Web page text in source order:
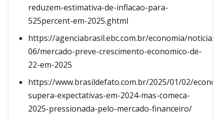
reduzem-estimativa-de-inflacao-para-
525percent-em-2025.ghtml
https://agenciabrasil.ebc.com.br/economia/noticia/
06/mercado-preve-crescimento-economico-de-
22-em-2025
https://www.brasildefato.com.br/2025/01/02/
supera-expectativas-em-2024-mas-comeca-
2025-pressionada-pelo-mercado-financeiro/